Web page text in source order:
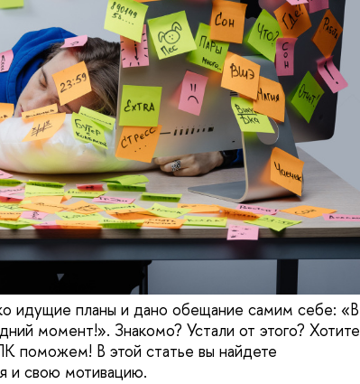
идущие планы и дано обещание самим себе: «В
момент!». Знакомо? Устали от этого? Хотите
поможем! В этой статье вы найдете
и свою мотивацию.